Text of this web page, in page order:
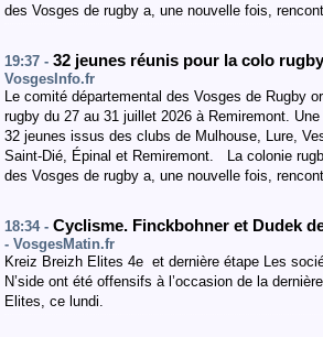
des Vosges de rugby a, une nouvelle fois,
19:37 - 32 jeunes réunis pour la colo
VosgesInfo.fr
Le comité départemental des Vosges de Rugby
rugby du 27 au 31 juillet 2026 à Remiremont.
32 jeunes issus des clubs de Mulhouse, Lure,
Saint-Dié, Épinal et Remiremont. La colonie
des Vosges de rugby a, une nouvelle fois,
18:34 - Cyclisme. Finckbohner et Dudek
- VosgesMatin.fr
Kreiz Breizh Elites 4e et dernière étape Les
N’side ont été offensifs à l’occasion de la
Elites, ce lundi.